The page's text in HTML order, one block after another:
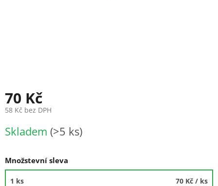
70 Kč
58 Kč bez DPH
cena:
Skladem (>5 ks)
Množstevní sleva
1 ks 70 Kč / ks